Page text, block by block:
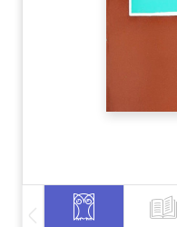
Tankönyv, segédkönyv